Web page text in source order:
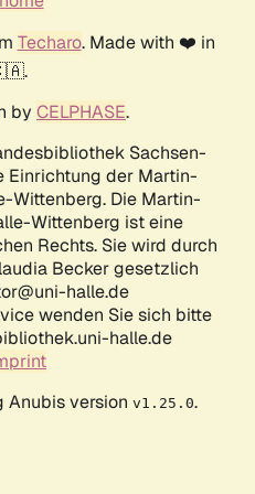
Techaro. Made with ❤️ in
by CELPHASE.
Sachsen-
Einrichtung der Martin-
Wittenberg. Die Martin-
Wittenberg ist eine
Rechts. Sie wird durch
Becker gesetzlich
halle.de
wenden Sie sich bitte
halle.de
Anubis version v1.25.0.